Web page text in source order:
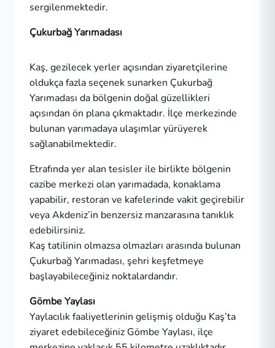
sergilenmektedir.
Çukurbağ Yarımadası
Kaş, gezilecek yerler açısından ziyaretçilerine
oldukça fazla seçenek sunarken Çukurbağ
Yarımadası da bölgenin doğal güzellikleri
açısından ön plana çıkmaktadır. İlçe merkezinde
bulunan yarımadaya ulaşımlar yürüyerek
sağlanabilmektedir.
Etrafında yer alan tesisler ile birlikte bölgenin
cazibe merkezi olan yarımadada, konaklama
yapabilir, restoran ve kafelerinde vakit geçirebilir
veya Akdeniz’in benzersiz manzarasına tanıklık
edebilirsiniz.
Kaş tatilinin olmazsa olmazları arasında bulunan
Çukurbağ Yarımadası, şehri keşfetmeye
başlayabileceğiniz noktalardandır.
Gömbe Yaylası
Yaylacılık faaliyetlerinin gelişmiş olduğu Kaş’ta
ziyaret edebileceğiniz Gömbe Yaylası, ilçe